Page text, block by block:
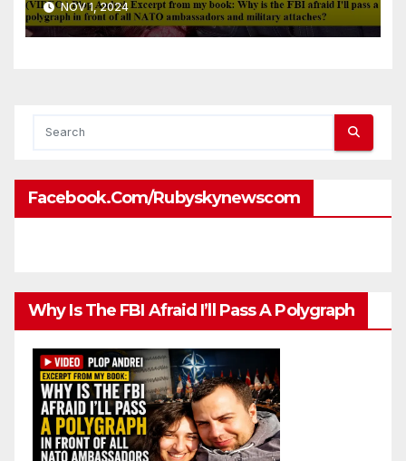
front of all NATO
ambassadors and military
NOV 1, 2024
Facebook.com/rubyskynewscom
Why Is The FBI Afraid I’ll Pass A Polygraph